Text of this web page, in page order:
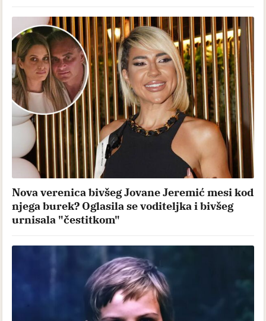
Nova verenica bivšeg Jovane Jeremić mesi kod
njega burek? Oglasila se voditeljka i bivšeg
urnisala "čestitkom"